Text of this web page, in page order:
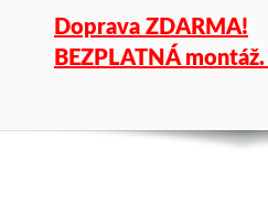
Doprava ZDARMA!
BEZPLATNÁ